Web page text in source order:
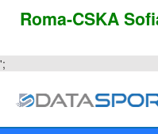
Roma-CSKA
';